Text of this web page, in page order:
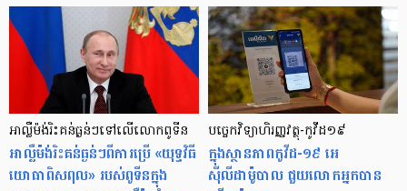
អាល្លឺម៉ង់រិះគន់ធ្ងន់ៗទៅលើលោកពូទីន
អាល្លឺម៉ង់រិះគន់ធ្ងន់ៗពីការប្រើ «យុទ្ធវិធី
យោធាពិសពុល» របស់ពូទីនក្នុង
បច្ចេកវិទ្យា​ហិរញ្ញវត្ថុ​-កូវីដ១៩
ក្នុងស្ថានភាពកូវីដ-១៩ អេ
ស៊ីលីដាម៉ូបាល ជួយលោក​​អ្នក​បាន